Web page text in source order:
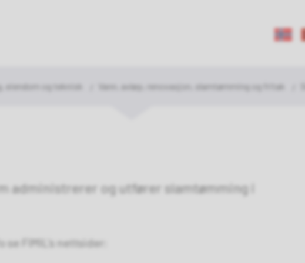
eiendom og teknisk Vann, avløp, renovasjon, slamtømming og fritak
administrerer og utfører slamtømming i
FIMIL's nettsider: